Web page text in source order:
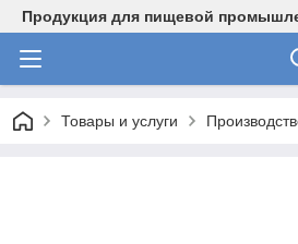
Продукция для пищевой
Товары и услуги